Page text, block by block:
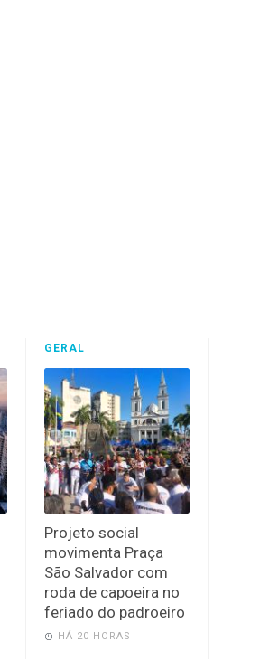
GERAL
Projeto social
movimenta Praça
São Salvador com
roda de capoeira no
feriado do padroeiro
HÁ 20 HORAS